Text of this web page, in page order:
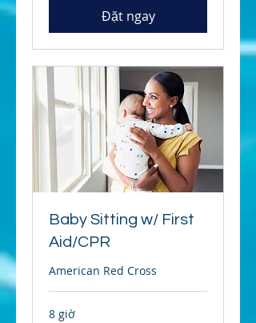
Đặt ngay
Baby Sitting w/ First
Aid/CPR
American Red Cross
8 giờ